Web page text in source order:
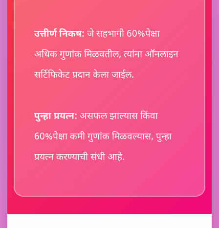
उत्तीर्ण निकष: जे सहभागी 60%पेक्षा
अधिक गुणांक मिळवतील, त्यांना ऑनलाइन
सर्टिफिकेट प्रदान केला जाईल.
पुन्हा प्रयत्न: असफल झाल्यास किंवा
60%पेक्षा कमी गुणांक मिळवल्यास, पुन्हा
प्रयत्न करण्याची संधी आहे.